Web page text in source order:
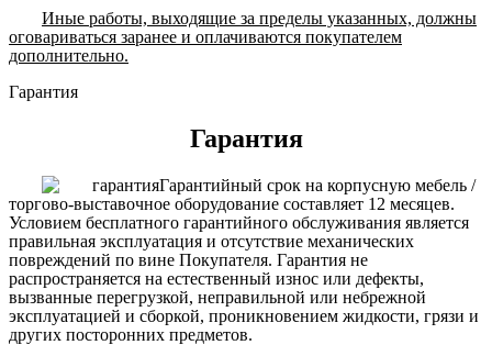
Иные работы, выходящие за пределы указанных, должны
оговариваться заранее и оплачиваются покупателем
дополнительно.
Гарантия
Гарантия
Гарантийный срок на корпусную мебель /
торгово-выставочное оборудование составляет 12 месяцев.
Условием бесплатного гарантийного обслуживания является
правильная эксплуатация и отсутствие механических
повреждений по вине Покупателя. Гарантия не
распространяется на естественный износ или дефекты,
вызванные перегрузкой, неправильной или небрежной
эксплуатацией и сборкой, проникновением жидкости, грязи и
других посторонних предметов.